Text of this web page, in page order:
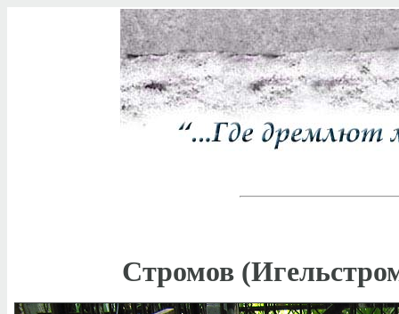
Стромов